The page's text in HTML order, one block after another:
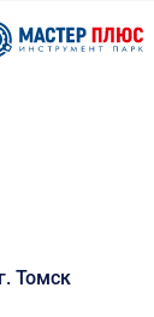
Томск